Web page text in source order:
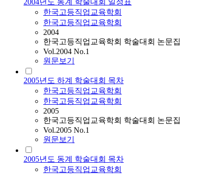
2004년도 동계 학술대회 일정표
한국고등직업교육학회
한국고등직업교육학회
2004
한국고등직업교육학회 학술대회 논문집
Vol.2004 No.1
원문보기
2005년도 하계 학술대회 목차
한국고등직업교육학회
한국고등직업교육학회
2005
한국고등직업교육학회 학술대회 논문집
Vol.2005 No.1
원문보기
2005년도 동계 학술대회 목차
한국고등직업교육학회